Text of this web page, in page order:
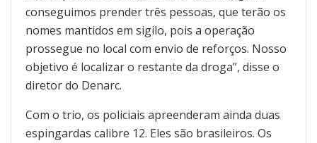
conseguimos prender três pessoas, que terão os
nomes mantidos em sigilo, pois a operação
prossegue no local com envio de reforços. Nosso
objetivo é localizar o restante da droga”, disse o
diretor do Denarc.
Com o trio, os policiais apreenderam ainda duas
espingardas calibre 12. Eles são brasileiros. Os